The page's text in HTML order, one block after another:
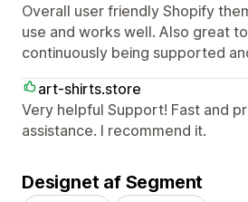
Overall user friendly Shopify
use and works well. Also great
continuously being supported
art-shirts.store
Very helpful Support! Fast and
assistance. I recommend it.
Designet af Segment